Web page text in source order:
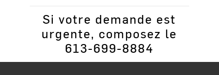
Si votre demande est
urgente, composez le
613-699-8884